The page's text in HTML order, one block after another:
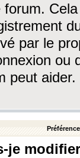
forum.
par le
ou
peut aider.
je